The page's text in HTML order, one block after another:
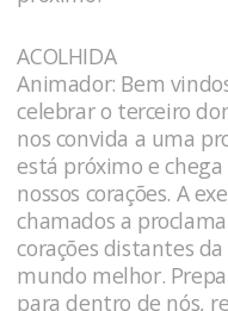
ACOLHIDA
Animador: Bem
celebrar o terceiro
nos convida a uma
está próximo e
nossos corações. A
chamados a
corações distantes
mundo melhor.
para dentro de nós,